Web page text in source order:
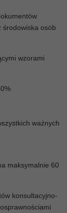
środowiska osób
wzorami
ważnych
maksymalnie 60
konsultacyjno-